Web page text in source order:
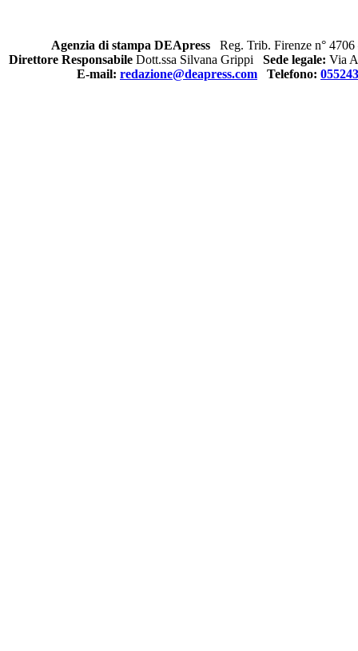
Agenzia di stampa DEApress Reg. Trib. Firenze n° 4706
Direttore Responsabile Dott.ssa Silvana Grippi Sede legale: Via
E-mail: redazione@deapress.com Telefono: